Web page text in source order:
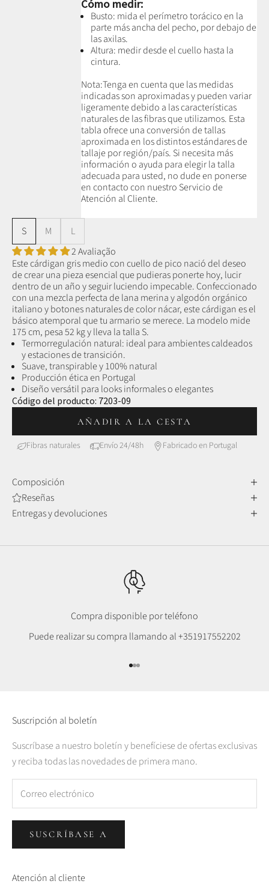
Cómo medir:
Busto: mida el perímetro torácico en la
parte más ancha del pecho, por debajo de
las axilas.
Altura: medir desde el cuello hasta la
cintura.
Nota:Tenga en cuenta que las medidas
indicadas son aproximadas y pueden variar
ligeramente debido a las características
naturales de las fibras que utilizamos. Esta
tabla ofrece una conversión de tallas
aproximada en los distintos estándares de
tallaje por región/país. Si necesita más
información o ayuda para elegir la talla
adecuada para usted, no dude en ponerse
en contacto con nuestro Servicio de
Atención al Cliente.
S M
L
2 Avaliação
Este cárdigan gris medio con cuello de pico nació del deseo
de crear una pieza esencial que pudieras ponerte hoy, lucir
dentro de un año y seguir luciendo impecable. Confeccionado
con una mezcla perfecta de lana merina y algodón orgánico
italiano y botones naturales de color nácar, este cárdigan es el
básico atemporal que tu armario se merece. La modelo mide
175 cm, pesa 52 kg y lleva la talla S.
Termorregulación natural: ideal para ambientes caldeados
y estaciones de transición.
Suave, transpirable y 100% natural
Producción ética en Portugal
Diseño versátil para looks informales o elegantes
Código del producto: 7203-09
AÑADIR A LA CESTA
Fibras naturales Envío 24/48h Fabricado en Portugal
Composición
Reseñas
Entregas y devoluciones
Compra disponible por teléfono
Puede realizar su compra llamando al+351917552202
Ir al punto 1
Ir al punto 2
Ir al punto 3
Suscripción al boletín
Suscríbase a nuestro boletín y benefíciese de ofertas exclusivas
y reciba todas las novedades de primera mano.
SUSCRÍBASE A
Atención al cliente